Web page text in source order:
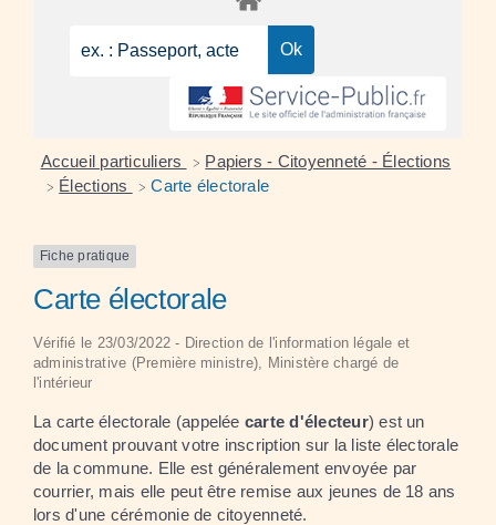
Accueil particuliers > Papiers - Citoyenneté - Élections
> Élections > Carte électorale
Fiche pratique
Carte électorale
Vérifié le 23/03/2022 - Direction de l'information légale et
administrative (Première ministre), Ministère chargé de
l'intérieur
La carte électorale (appelée carte d'électeur) est un
document prouvant votre inscription sur la liste électorale
de la commune. Elle est généralement envoyée par
courrier, mais elle peut être remise aux jeunes de 18 ans
lors d'une cérémonie de citoyenneté.